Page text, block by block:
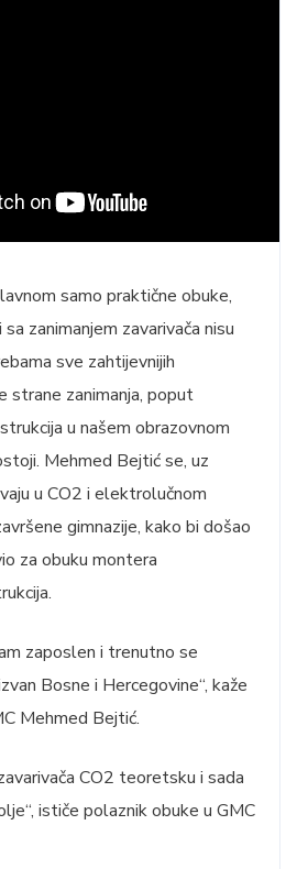
samo praktične obuke,
zanimanjem zavarivača nisu
sve zahtijevnijih
strane zanimanja, poput
u našem obrazovnom
Mehmed Bejtić se, uz
u CO2 i elektrolučnom
gimnazije, kako bi došao
za obuku montera
zaposlen i trenutno se
Bosne i Hercegovine“, kaže
Mehmed Bejtić.
CO2 teoretsku i sada
ističe polaznik obuke u GMC